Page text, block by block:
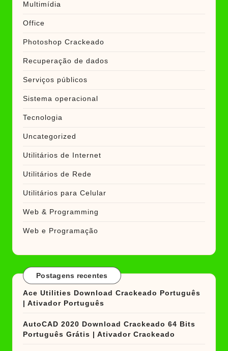
Multimídia
Office
Photoshop Crackeado
Recuperação de dados
Serviços públicos
Sistema operacional
Tecnologia
Uncategorized
Utilitários de Internet
Utilitários de Rede
Utilitários para Celular
Web & Programming
Web e Programação
Postagens recentes
Ace Utilities Download Crackeado Português
| Ativador Português
AutoCAD 2020 Download Crackeado 64 Bits
Português Grátis | Ativador Crackeado